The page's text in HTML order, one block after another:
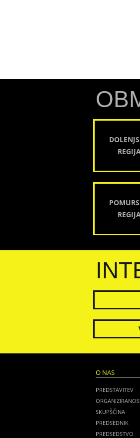
REGIJA
REGIJA
O NAS
PREDSTAVITEV
SKUPŠČINA
PREDSEDNIK
PREDSEDSTVO